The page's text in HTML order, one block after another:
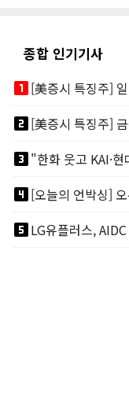
종합 인기기사
looks_one
looks_two
looks_3"한화 웃고 KAI·
looks_4
looks_5